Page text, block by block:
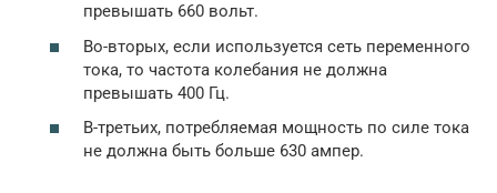
превышать 660 вольт.
Во-вторых, если используется сеть переменного
тока, то частота колебания не должна
превышать 400 Гц.
В-третьих, потребляемая мощность по силе тока
не должна быть больше 630 ампер.